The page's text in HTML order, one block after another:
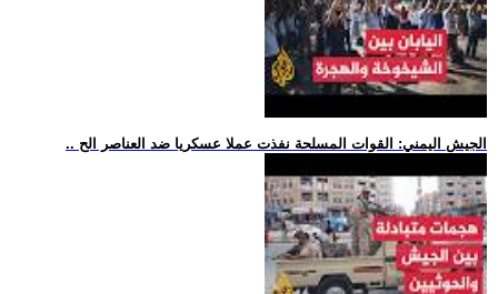
.. الجيش اليمني: القوات المسلحة نفذت عملا عسكريا ضد العناصر الح